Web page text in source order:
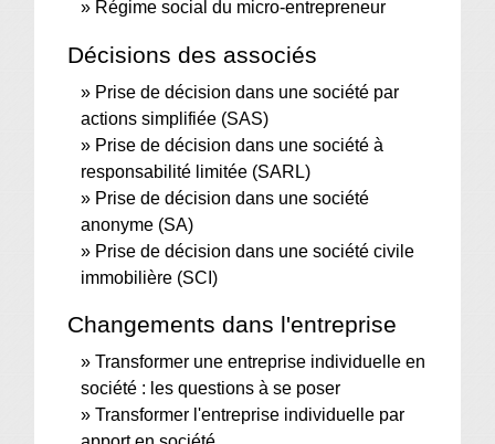
Régime social du micro-entrepreneur
Décisions des associés
Prise de décision dans une société par
actions simplifiée (SAS)
Prise de décision dans une société à
responsabilité limitée (SARL)
Prise de décision dans une société
anonyme (SA)
Prise de décision dans une société civile
immobilière (SCI)
Changements dans l'entreprise
Transformer une entreprise individuelle en
société : les questions à se poser
Transformer l'entreprise individuelle par